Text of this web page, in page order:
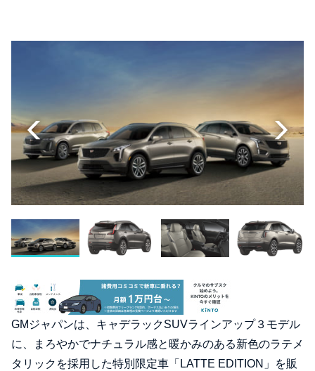
GMジャパンは、キャデラックSUVラインアップ３モデル
に、まろやかでナチュラル感と暖かみのある新色のラテメ
タリックを採用した特別限定車「LATTE EDITION」を販